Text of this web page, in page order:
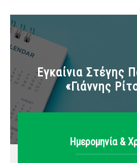
Εγκαίνια Στέγης
«Γιάννης
Ημερομηνία &